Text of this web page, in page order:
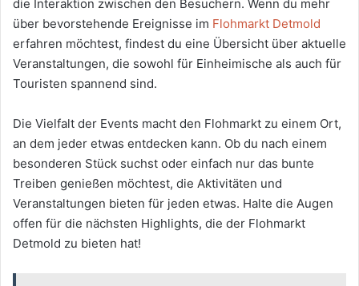
die Interaktion zwischen den Besuchern. Wenn du mehr
über bevorstehende Ereignisse im Flohmarkt Detmold
erfahren möchtest, findest du eine Übersicht über aktuelle
Veranstaltungen, die sowohl für Einheimische als auch für
Touristen spannend sind.
Die Vielfalt der Events macht den Flohmarkt zu einem Ort,
an dem jeder etwas entdecken kann. Ob du nach einem
besonderen Stück suchst oder einfach nur das bunte
Treiben genießen möchtest, die Aktivitäten und
Veranstaltungen bieten für jeden etwas. Halte die Augen
offen für die nächsten Highlights, die der Flohmarkt
Detmold zu bieten hat!